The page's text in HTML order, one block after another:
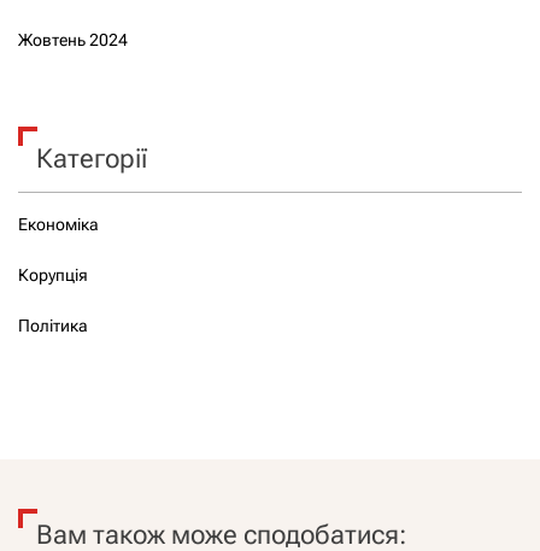
Жовтень 2024
Категорії
Економіка
Корупція
Політика
Вам також може сподобатися: